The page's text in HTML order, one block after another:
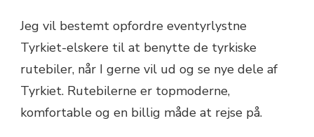
Jeg vil bestemt opfordre eventyrlystne
Tyrkiet-elskere til at benytte de tyrkiske
rutebiler, når I gerne vil ud og se nye dele af
Tyrkiet. Rutebilerne er topmoderne,
komfortable og en billig måde at rejse på.